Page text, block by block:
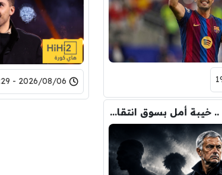
2026/08/06 - 01:29
بسبب صفقة واحدة .. خيبة أمل بسوق انتقالات ريال مدريد !